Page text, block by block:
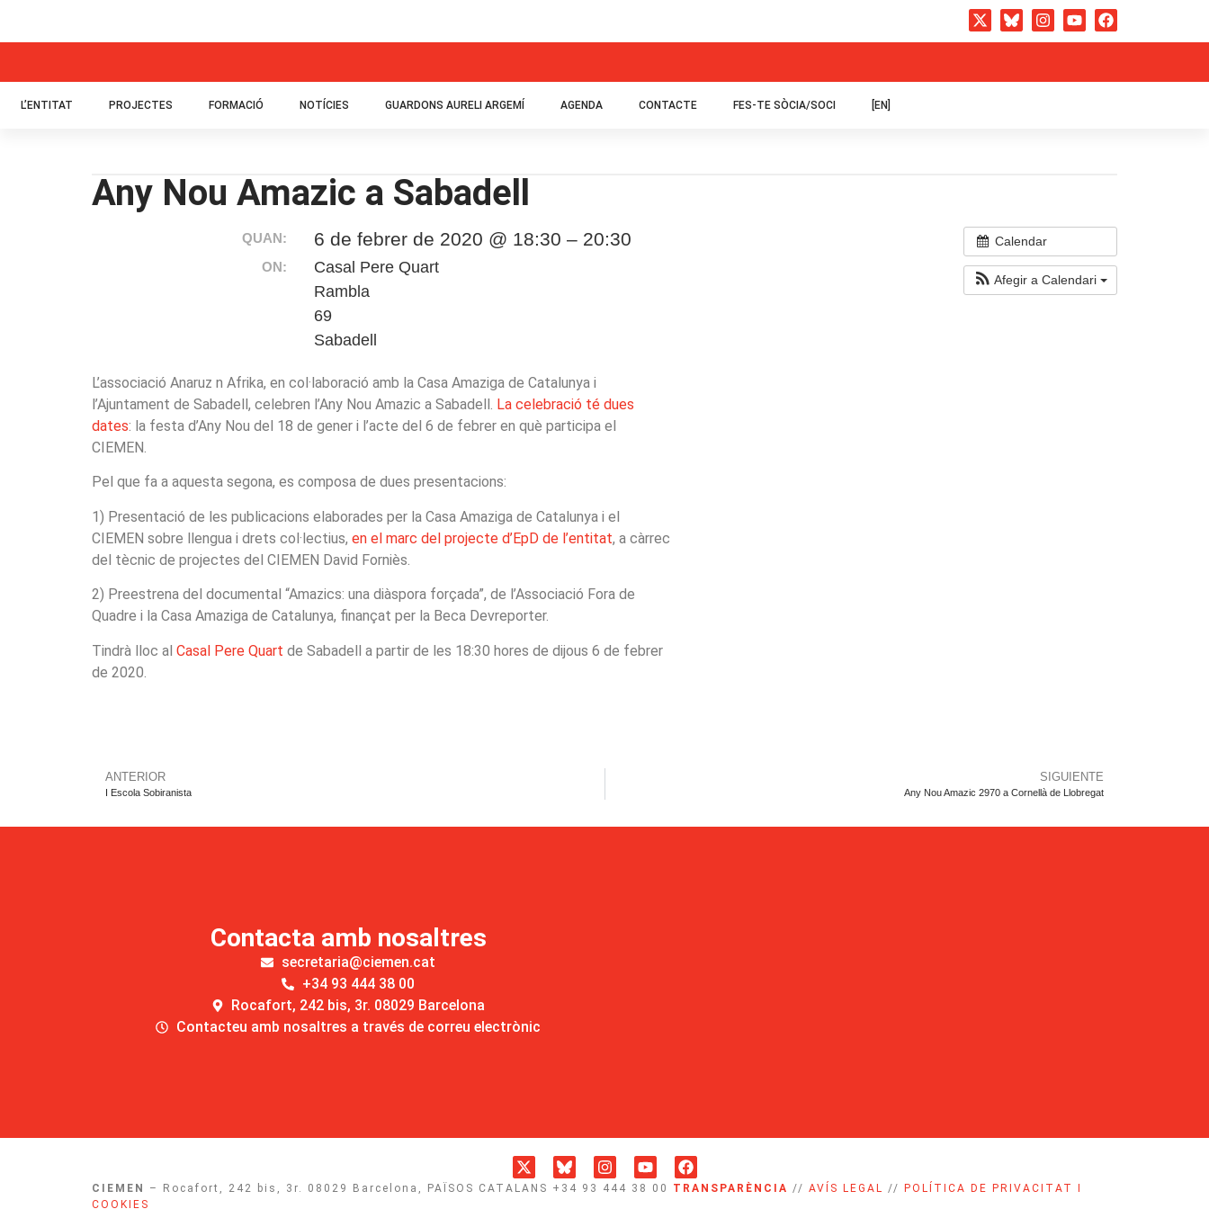
L’ENTITAT PROJECTES FORMACIÓ NOTÍCIES GUARDONS AURELI ARGEMÍ AGENDA CONTACTE FES-TE SÒCIA/SOCI [EN]
Any Nou Amazic a Sabadell
Calendar
Afegir a Calendari
QUAN: 6 de febrer de 2020 @ 18:30 – 20:30
ON:
Casal Pere Quart
Rambla
69
Sabadell
L’associació Anaruz n Afrika, en col·laboració amb la Casa Amaziga de Catalunya i
l’Ajuntament de Sabadell, celebren l’Any Nou Amazic a Sabadell. La celebració té dues
dates: la festa d’Any Nou del 18 de gener i l’acte del 6 de febrer en què participa el
CIEMEN.
Pel que fa a aquesta segona, es composa de dues presentacions:
1) Presentació de les publicacions elaborades per la Casa Amaziga de Catalunya i el
CIEMEN sobre llengua i drets col·lectius, en el marc del projecte d’EpD de l’entitat, a càrrec
del tècnic de projectes del CIEMEN David Forniès.
2) Preestrena del documental “Amazics: una diàspora forçada”, de l’Associació Fora de
Quadre i la Casa Amaziga de Catalunya, finançat per la Beca Devreporter.
Tindrà lloc al Casal Pere Quart de Sabadell a partir de les 18:30 hores de dijous 6 de febrer
de 2020.
ANTERIOR
I Escola Sobiranista
SIGUIENTE
Any Nou Amazic 2970 a Cornellà de Llobregat
Contacta amb nosaltres
secretaria@ciemen.cat
+34 93 444 38 00
Rocafort, 242 bis, 3r. 08029 Barcelona
Contacteu amb nosaltres a través de correu electrònic
CIEMEN – Rocafort, 242 bis, 3r. 08029 Barcelona, PAÏSOS CATALANS +34 93 444 38 00 TRANSPARÈNCIA // AVÍS LEGAL //
POLÍTICA DE PRIVACITAT I
COOKIES